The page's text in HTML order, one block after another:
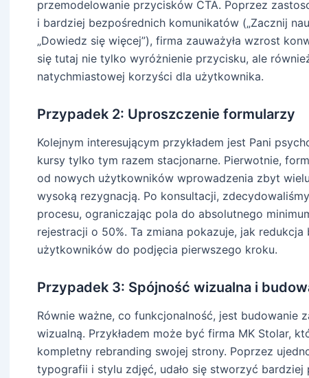
przemodelowanie przycisków CTA. Poprzez
i bardziej bezpośrednich komunikatów („Zacznij
„Dowiedz się więcej”), firma zauważyła wzrost
się tutaj nie tylko wyróżnienie przycisku, ale
natychmiastowej korzyści dla użytkownika.
Przypadek 2: Uproszczenie formularzy
Kolejnym interesującym przykładem jest Pani
kursy tylko tym razem stacjonarne. Pierwotnie,
od nowych użytkowników wprowadzenia zbyt
wysoką rezygnacją. Po konsultacji,
procesu, ograniczając pola do absolutnego
rejestracji o 50%. Ta zmiana pokazuje, jak
użytkowników do podjęcia pierwszego kroku.
Przypadek 3: Spójność wizualna i
Równie ważne, co funkcjonalność, jest budowanie
wizualną. Przykładem może być firma MK Stolar,
kompletny rebranding swojej strony. Poprzez
typografii i stylu zdjęć, udało się stworzyć bardziej